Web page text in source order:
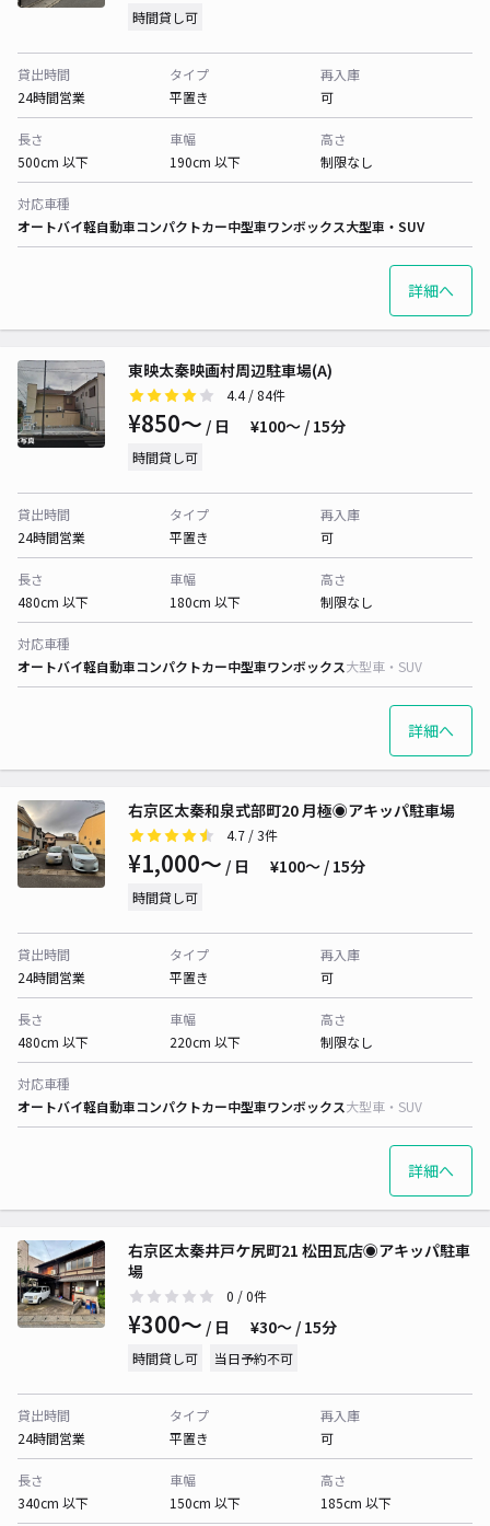
時間貸し可
貸出時間
24時間営業
タイプ
平置き
再入庫
可
長さ
500cm 以下
車幅
190cm 以下
高さ
制限なし
対応車種
オートバイ軽自動車コンパクトカー中型車ワンボックス大型車・SUV
詳細へ
東映太秦映画村周辺駐車場(A)
4.4/ 84件
¥850〜 / 日 ¥100〜 / 15分
時間貸し可
貸出時間
24時間営業
タイプ
平置き
再入庫
可
長さ
480cm 以下
車幅
180cm 以下
高さ
制限なし
対応車種
オートバイ軽自動車コンパクトカー中型車ワンボックス大型車・SUV
詳細へ
右京区太秦和泉式部町20 月極◉アキッパ駐車場
4.7 / 3件
¥1,000〜 / 日 ¥100〜 / 15分
時間貸し可
貸出時間
24時間営業
タイプ
平置き
再入庫
可
長さ
480cm 以下
車幅
220cm 以下
高さ
制限なし
対応車種
オートバイ軽自動車コンパクトカー中型車ワンボックス大型車・SUV
詳細へ
右京区太秦井戸ケ尻町21 松田瓦店◉アキッパ駐車
場
0 / 0件
¥300〜 / 日 ¥30〜 / 15分
時間貸し可 当日予約不可
貸出時間
24時間営業
タイプ
平置き
再入庫
可
長さ
340cm 以下
車幅
150cm 以下
高さ
185cm 以下